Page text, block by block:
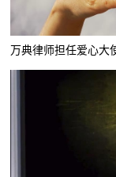
万典律师担任爱心大